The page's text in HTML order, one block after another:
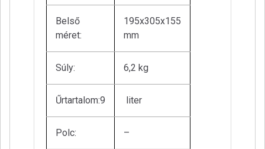
Belső
méret:
195x305x155
mm
Súly: 6,2 kg
Űrtartalom:9 liter
Polc: –